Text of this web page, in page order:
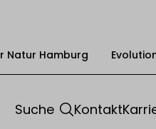
Natur Hamburg
Suche Kontakt